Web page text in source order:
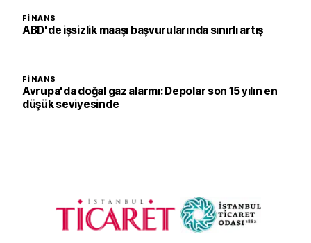
FINANS
ABD'de işsizlik maaşı başvurularında sınırlı artış
FINANS
Avrupa'da doğal gaz alarmı: Depolar son 15 yılın en
düşük seviyesinde